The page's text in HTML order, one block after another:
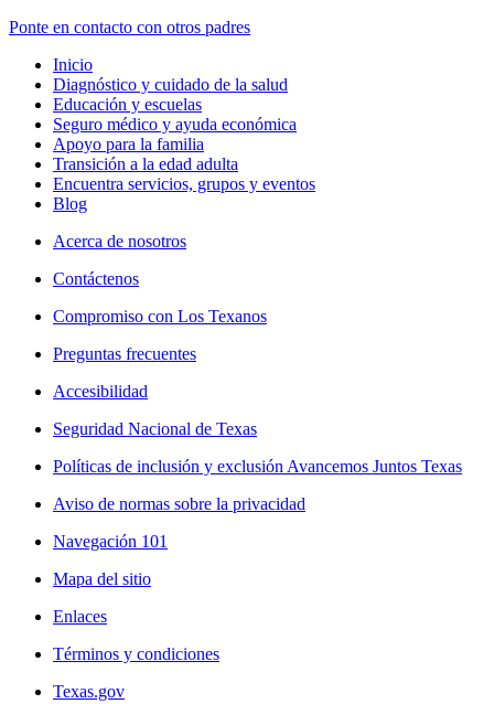
Ponte en contacto con otros padres
Inicio
Diagnóstico y cuidado de la salud
Educación y escuelas
Seguro médico y ayuda económica
Apoyo para la familia
Transición a la edad adulta
Encuentra servicios, grupos y eventos
Blog
Acerca de nosotros
Contáctenos
Compromiso con Los Texanos
Preguntas frecuentes
Accesibilidad
Seguridad Nacional de Texas
Políticas de inclusión y exclusión Avancemos Juntos Texas
Aviso de normas sobre la privacidad
Navegación 101
Mapa del sitio
Enlaces
Términos y condiciones
Texas.gov